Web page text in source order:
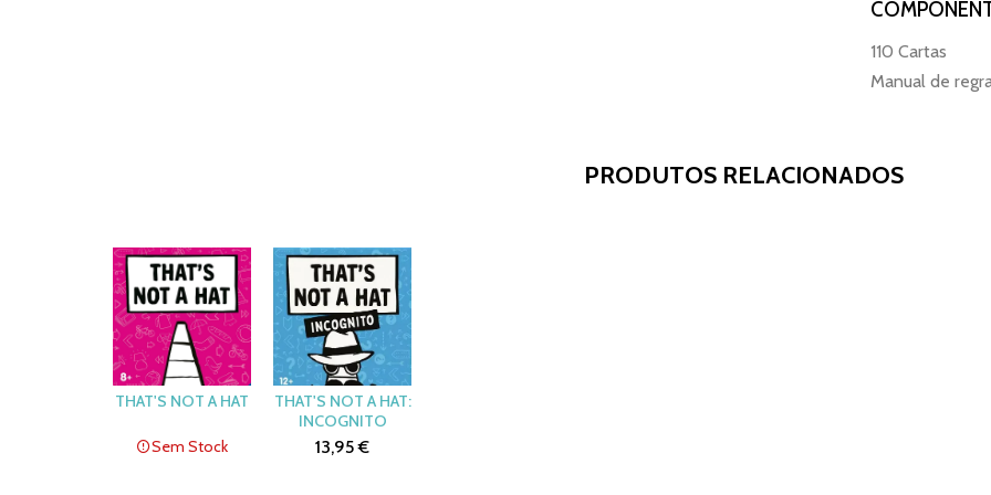
110 Cartas
Manual de
PRODUTOS RELACIONADOS
THAT'S NOT A HAT
Sem Stock
THAT'S NOT A HAT:
INCOGNITO
13,95 €